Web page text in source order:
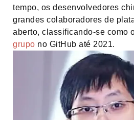
tempo, os desenvolvedores
grandes colaboradores de
aberto, classificando-se como
grupo no GitHub até 2021.